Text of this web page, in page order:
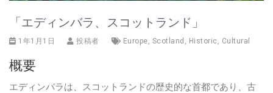
「エディンバラ、スコットランド」
1年1月1日 投稿者 Europe, Scotland , Historic , Cultural
概要
エディンバラは、スコットランドの歴史的な首都であり、古